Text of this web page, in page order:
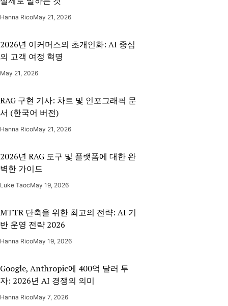
Hanna RicoMay 21, 2026
2026년 이커머스의 초개인화: AI 중심
의 고객 여정 혁명
May 21, 2026
RAG 구현 기사: 차트 및 인포그래픽 문
서 (한국어 버전)
Hanna RicoMay 21, 2026
2026년 RAG 도구 및 플랫폼에 대한 완
벽한 가이드
Luke TaocMay 19, 2026
MTTR 단축을 위한 최고의 전략: AI 기
반 운영 전략 2026
Hanna RicoMay 19, 2026
Google, Anthropic에 400억 달러 투
자: 2026년 AI 경쟁의 의미
Hanna RicoMay 7, 2026